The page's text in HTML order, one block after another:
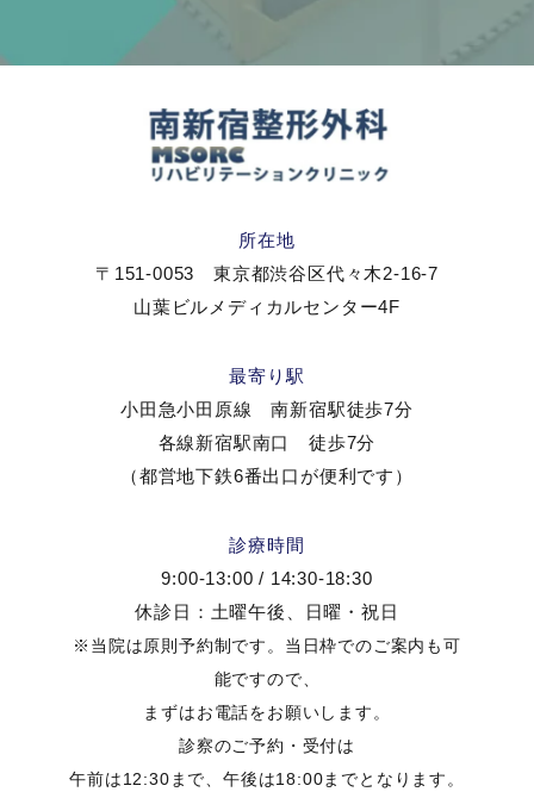
所在地
〒151-0053 東京都渋谷区代々木2-16-7
山葉ビルメディカルセンター4F
最寄り駅
小田急小田原線 南新宿駅徒歩7分
各線新宿駅南口 徒歩7分
（都営地下鉄6番出口が便利です）
診療時間
9:00-13:00 / 14:30-18:30
休診日：土曜午後、日曜・祝日
※当院は原則予約制です。当日枠でのご案内も可
能ですので、
まずはお電話をお願いします。
診察のご予約・受付は
午前は12:30まで、午後は18:00までとなります。